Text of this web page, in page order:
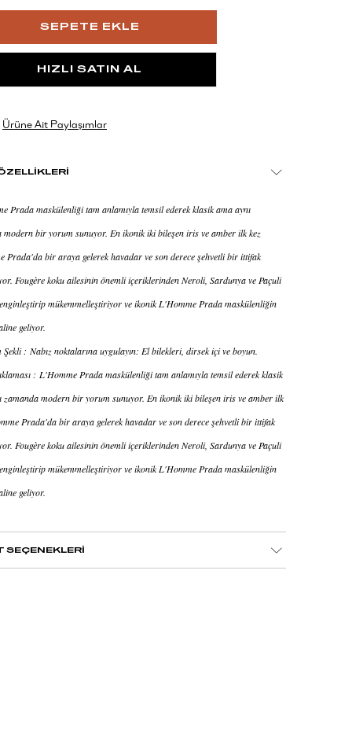
Ürüne Ait Paylaşımlar
Prada maskülenliği tam anlamıyla temsil ederek klasik ama aynı
modern bir yorum sunuyor. En ikonik iki bileşen iris ve amber ilk kez
Prada'da bir araya gelerek havadar ve son derece şehvetli bir ittifak
Fougère koku ailesinin önemli içeriklerinden Neroli, Sardunya ve Paçuli
mükemmelleştiriyor ve ikonik L'Homme Prada maskülenliğin
geliyor.
Şekli : Nabız noktalarına uygulayın: El bilekleri, dirsek içi ve boyun.
: L'Homme Prada maskülenliği tam anlamıyla temsil ederek klasik
zamanda modern bir yorum sunuyor. En ikonik iki bileşen iris ve amber ilk
Prada'da bir araya gelerek havadar ve son derece şehvetli bir ittifak
Fougère koku ailesinin önemli içeriklerinden Neroli, Sardunya ve Paçuli
mükemmelleştiriyor ve ikonik L'Homme Prada maskülenliğin
geliyor.
SEÇENEKLERİ